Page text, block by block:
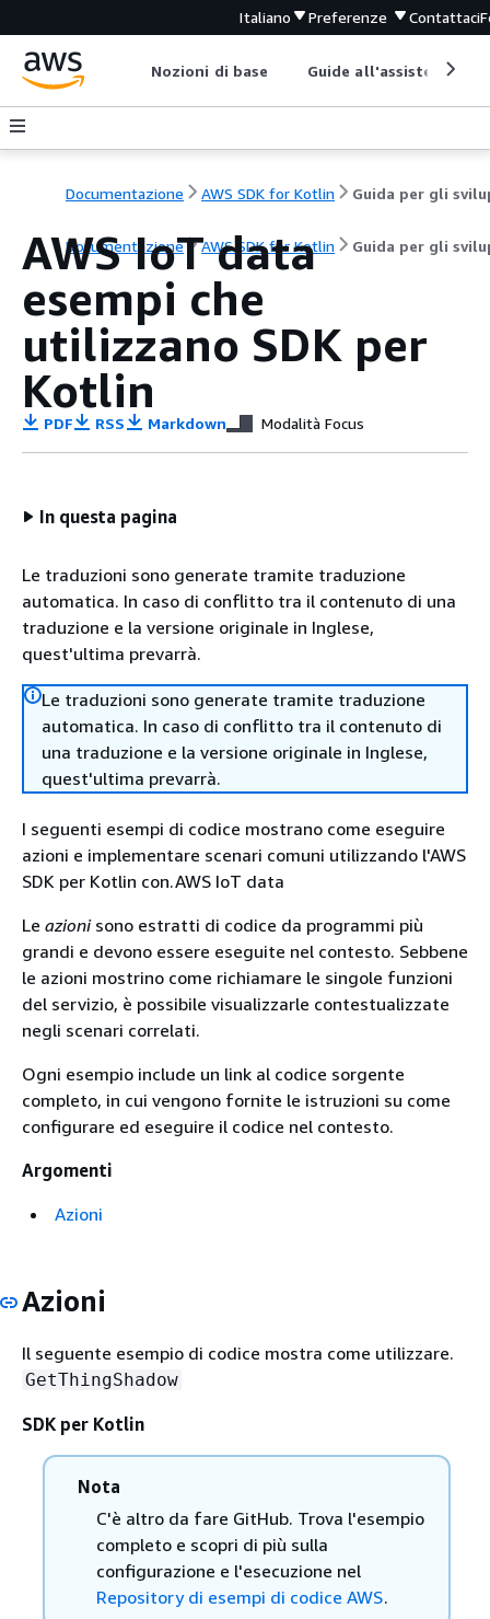
Italiano Preferenze Contattaci
Nozioni di base Guide all'assistenza
Documentazione AWS SDK for Kotlin
Documentazione AWS SDK for Kotlin Guida per gli
AWS IoT data
esempi che
utilizzano SDK per
Kotlin
PDF RSS Markdown Modalità Focus
In questa pagina
Le traduzioni sono generate tramite traduzione
automatica. In caso di conflitto tra il contenuto di una
traduzione e la versione originale in Inglese,
quest'ultima prevarrà.
Le traduzioni sono generate tramite traduzione
automatica. In caso di conflitto tra il contenuto di
una traduzione e la versione originale in Inglese,
quest'ultima prevarrà.
I seguenti esempi di codice mostrano come eseguire
azioni e implementare scenari comuni utilizzando l'AWS
SDK per Kotlin con.AWS IoT data
Le azionisono estratti di codice da programmi più
grandi e devono essere eseguite nel contesto. Sebbene
le azioni mostrino come richiamare le singole funzioni
del servizio, è possibile visualizzarle contestualizzate
negli scenari correlati.
Ogni esempio include un link al codice sorgente
completo, in cui vengono fornite le istruzioni su come
configurare ed eseguire il codice nel contesto.
Argomenti
Azioni
Azioni
Il seguente esempio di codice mostra come utilizzare.
GetThingShadow
SDK per Kotlin
Nota
C'è altro da fare GitHub. Trova l'esempio
completo e scopri di più sulla
configurazione e l'esecuzione nel
Repository di esempi di codice AWS.